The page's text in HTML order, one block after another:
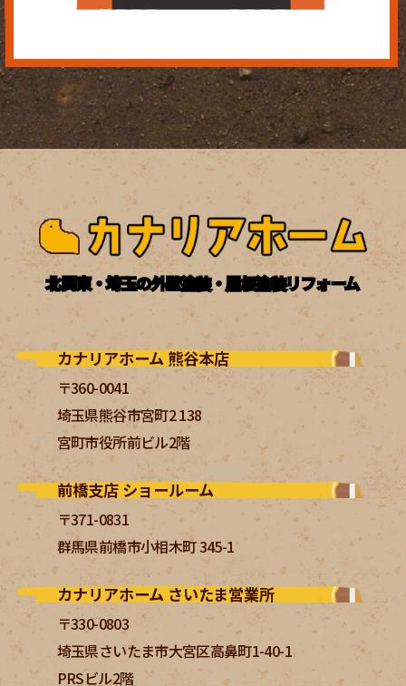
北関東・埼玉の外壁塗装・屋根塗装リフォーム
カナリアホーム 熊谷本店
〒360-0041
埼玉県熊谷市宮町2 138
宮町市役所前ビル2階
前橋支店 ショールーム
〒371-0831
群馬県前橋市小相木町 345-1
カナリアホーム さいたま営業所
〒330-0803
埼玉県さいたま市大宮区高鼻町1-40-1
PRSビル2階